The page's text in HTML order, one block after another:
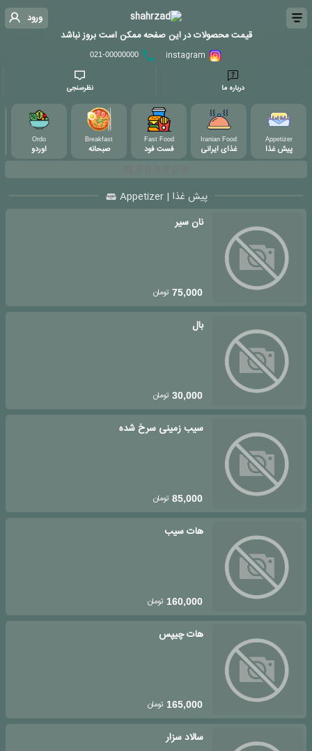
ورود
قیمت محصولات در این صفحه ممکن است بروز نباشد
021-00000000
درباره ما نظرسنجی
Appetizer
پیش غذا
Iranian Food
غذای ایرانی
Fast Food
فست فود
Breakfast
صبحانه
Ordo
اوردو
پیش غذا | Appetizer
نان سیر
75,000 تومان
بال
30,000 تومان
سیب زمینی سرخ شده
85,000 تومان
هات سیب
160,000 تومان
هات چیپس
165,000 تومان
سالاد سزار